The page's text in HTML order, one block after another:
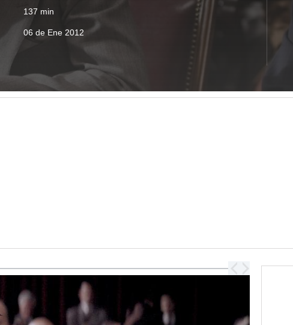
137 min
06 de Ene 2012